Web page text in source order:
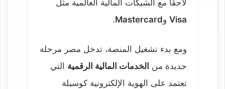
لاحقًا مع الشبكات المالية العالمية مثل
Visa وMastercard
.
ومع بدء تشغيل المنصة، تدخل مصر مرحلة
جديدة من الخدمات المالية الرقمية التي
تعتمد على الهوية الإلكترونية كوسيلة